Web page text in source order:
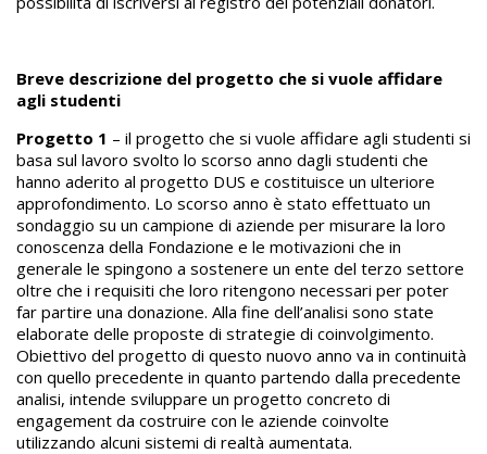
Breve descrizione del progetto che si vuole affidare
agli studenti
Progetto 1 – il progetto che si vuole affidare agli studenti si
basa sul lavoro svolto lo scorso anno dagli studenti che
hanno aderito al progetto DUS e costituisce un ulteriore
approfondimento. Lo scorso anno è stato effettuato un
sondaggio su un campione di aziende per misurare la loro
conoscenza della Fondazione e le motivazioni che in
generale le spingono a sostenere un ente del terzo settore
oltre che i requisiti che loro ritengono necessari per poter
far partire una donazione. Alla fine dell’analisi sono state
elaborate delle proposte di strategie di coinvolgimento.
Obiettivo del progetto di questo nuovo anno va in continuità
con quello precedente in quanto partendo dalla precedente
analisi, intende sviluppare un progetto concreto di
engagement da costruire con le aziende coinvolte
utilizzando alcuni sistemi di realtà aumentata.